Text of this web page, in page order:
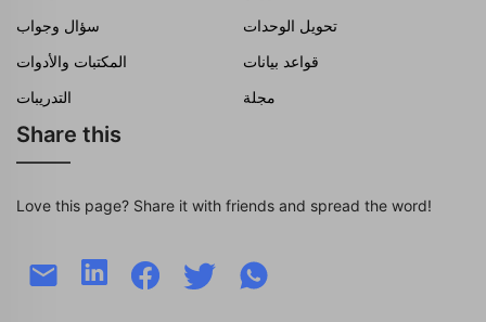
سؤال وجواب
تحويل الوحدات
المكتبات والأدوات
قواعد بيانات
التدريبات
مجلة
Share this
Love this page? Share it with friends and spread the word!